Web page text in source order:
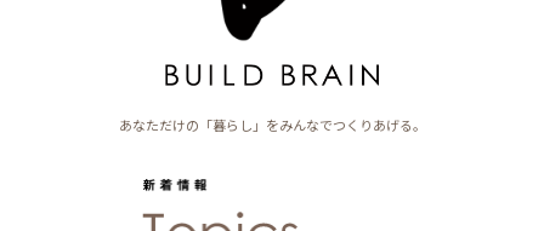
あなただけの「暮らし」をみんなでつくりあげる。